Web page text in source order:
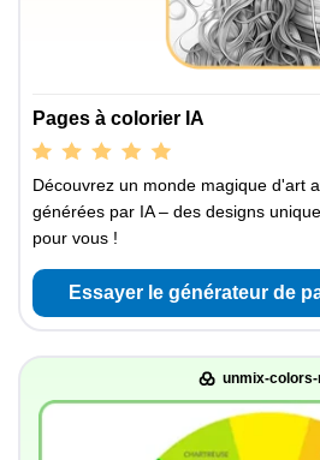
Pages à colorier IA
Découvrez un monde magique d'art
générées par IA – des designs
pour vous !
Essayer le générateur de
unmix-